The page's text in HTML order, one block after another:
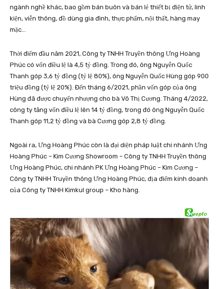
ngành nghề khác, bao gồm bán buôn và bán lẻ thiết bị điện tử, linh
kiện, viễn thông, đồ dùng gia đình, thực phẩm, nội thất, hàng may
mặc…
Thời điểm đầu năm 2021, Công ty TNHH Truyền thông Ưng Hoàng
Phúc có vốn điều lệ là 4,5 tỷ đồng. Trong đó, ông Nguyễn Quốc
Thanh góp 3,6 tỷ đồng (tỷ lệ 80%), ông Nguyễn Quốc Hùng góp 900
triệu đồng (tỷ lệ 20%). Đến tháng 6/2021, phần vốn góp của ông
Hùng đã được chuyển nhượng cho bà Võ Thị Cương. Tháng 4/2022,
công ty tăng vốn điều lệ lên 14 tỷ đồng, trong đó ông Nguyễn Quốc
Thanh góp 11,2 tỷ đồng và bà Cương góp 2,8 tỷ đồng.
Ngoài ra, Ưng Hoàng Phúc còn là đại diện pháp luật chi nhánh Ưng
Hoàng Phúc – Kim Cương Showroom – Công ty TNHH Truyền thông
Ưng Hoàng Phúc, chi nhánh PK Ưng Hoàng Phúc – Kim Cương –
Công ty TNHH Truyền thông Ưng Hoàng Phúc, địa điểm kinh doanh
của Công ty TNHH Kimkul group – Kho hàng.